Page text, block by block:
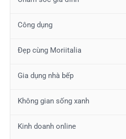
Công dụng
Đẹp cùng Moriitalia
Gia dụng nhà bếp
Không gian sống xanh
Kinh doanh online